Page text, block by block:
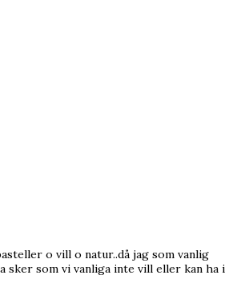
o vill o natur..då jag som vanlig
sker som vi vanliga inte vill eller kan ha i